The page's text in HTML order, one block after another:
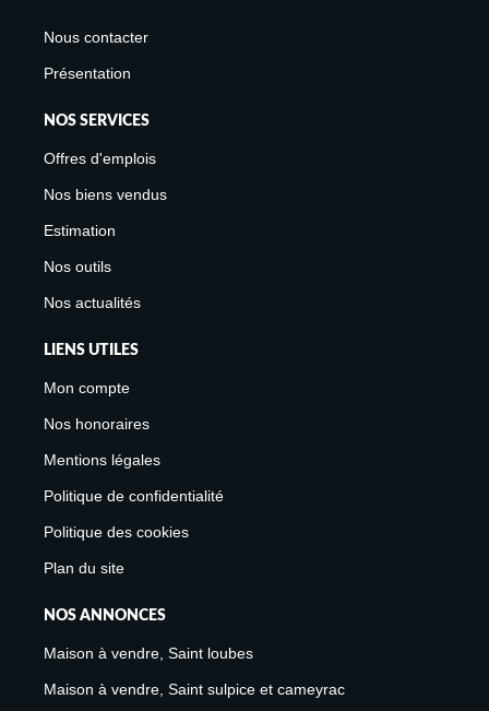
Nous contacter
Présentation
NOS SERVICES
Offres d'emplois
Nos biens vendus
Estimation
Nos outils
Nos actualités
LIENS UTILES
Mon compte
Nos honoraires
Mentions légales
Politique de confidentialité
Politique des cookies
Plan du site
NOS ANNONCES
Maison à vendre, Saint loubes
Maison à vendre, Saint sulpice et cameyrac